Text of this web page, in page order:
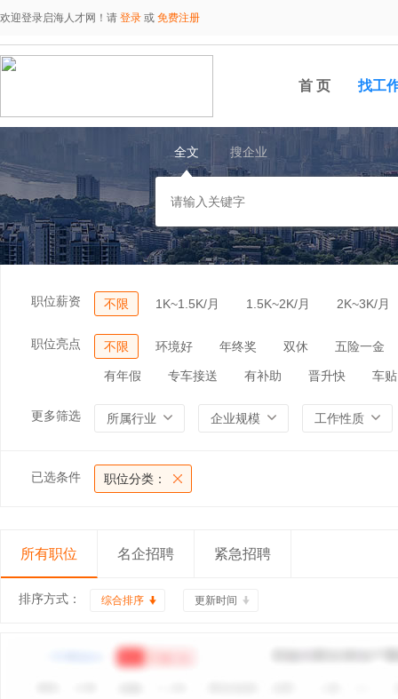
欢迎登录启海人才网！请 登录 或 免费注册
首 页 找工
全文 搜企业
职位薪资 不限 1K~1.5K/月 1.5K~2K/月 2K~3K/月
职位亮点 不限 环境好 年终奖 双休 五险一金
有年假 专车接送 有补助 晋升快 车贴
更多筛选 所属行业 企业规模 工作性质
已选条件 职位分类：
所有职位 名企招聘 紧急招聘
排序方式： 综合排序 更新时间